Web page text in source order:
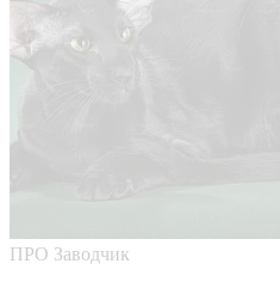
ПРО Заводчик